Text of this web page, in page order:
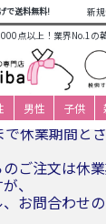
で送料無料! 新
点以上！業界No.1の
男性 子供
>大人衣装小物
いてお知らせ
、2026年8
休業期間と
ご注文は休
、
お問合わせ